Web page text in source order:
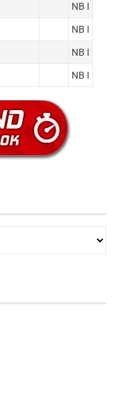
NB I
NB I
NB I
NB I